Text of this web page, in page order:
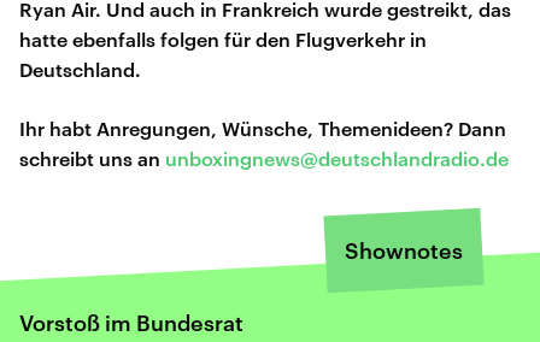
Ryan Air. Und auch in Frankreich wurde gestreikt, das
hatte ebenfalls folgen für den Flugverkehr in
Deutschland.
Ihr habt Anregungen, Wünsche, Themenideen? Dann
schreibt uns an unboxingnews@deutschlandradio.de
Shownotes
Vorstoß im Bundesrat